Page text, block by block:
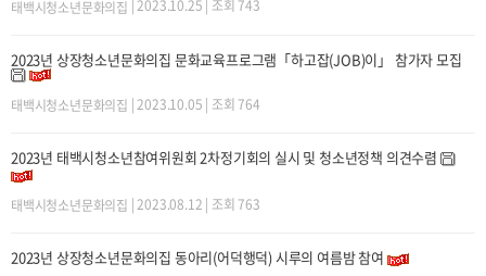
태백시청소년문화의집 | 2023.10.25 | 조회 743
2023년 상장청소년문화의집 문화교육프로그램「하고잡(JOB)이」 참가자 모집
태백시청소년문화의집 | 2023.10.05 | 조회 764
2023년 태백시청소년참여위원회 2차정기회의 실시 및 청소년정책 의견수렴
태백시청소년문화의집 | 2023.08.12 | 조회 763
2023년 상장청소년문화의집 동아리(어덕행덕) 시루의 여름밤 참여